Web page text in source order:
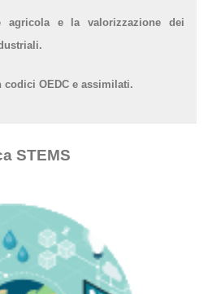
agricola e la valorizzazione dei
codici OEDC e assimilati.
STEMS